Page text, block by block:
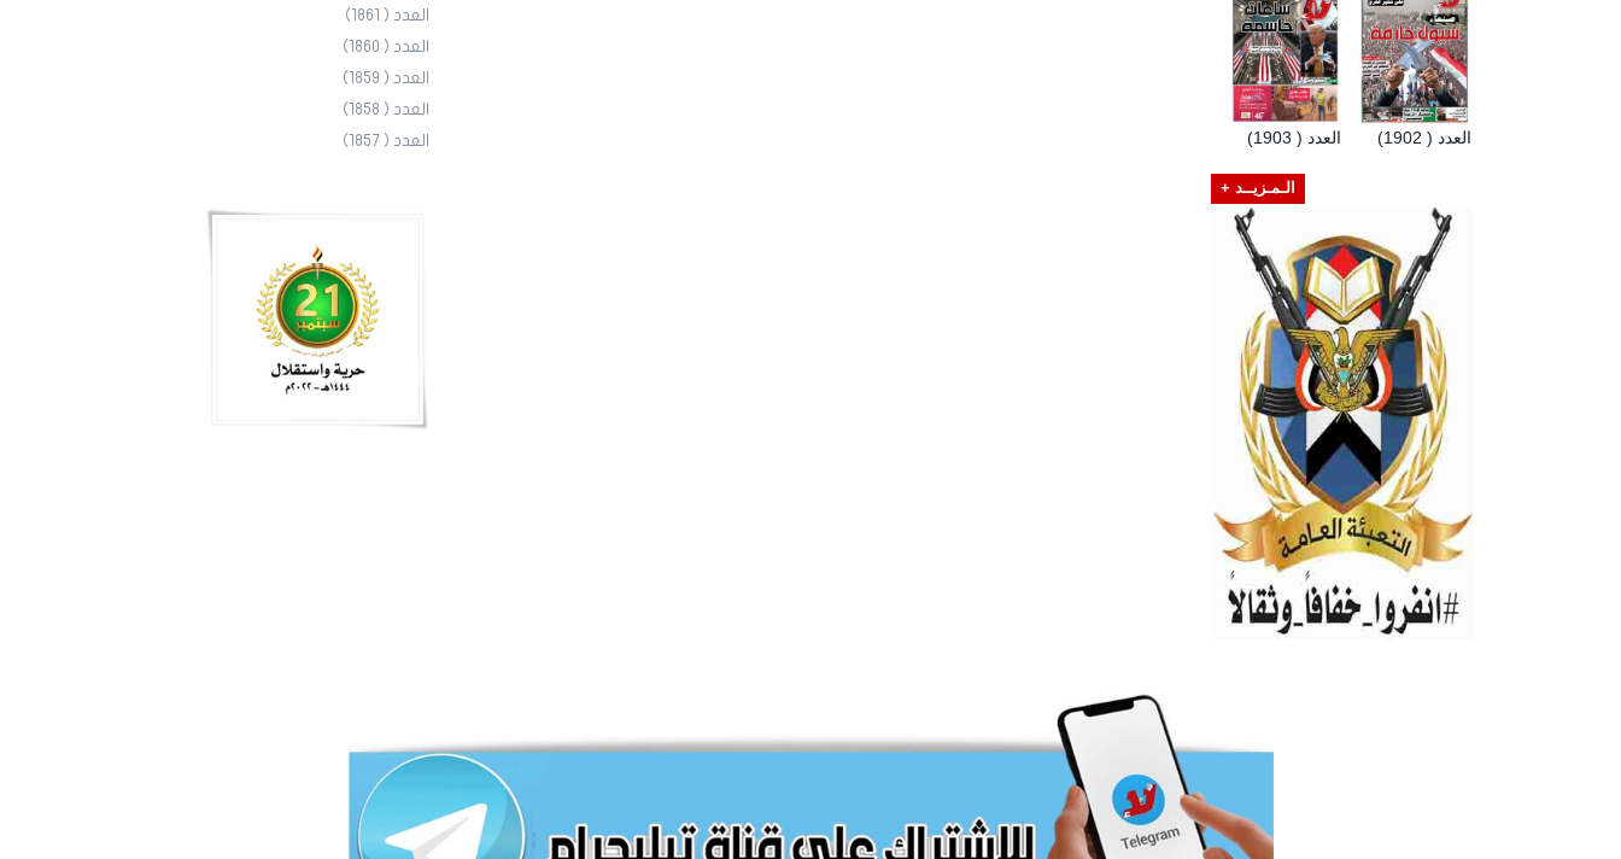
العدد ( 1861)
العدد ( 1860)
العدد ( 1859)
العدد ( 1858)
العدد ( 1857)
العدد ( 1903) العدد ( 1902)
الـمـزيــد +